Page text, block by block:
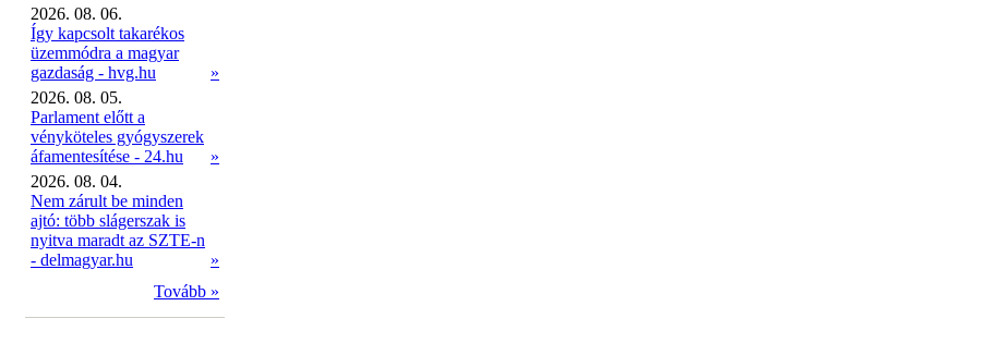
2026. 08. 06.
Így kapcsolt takarékos
üzemmódra a magyar
gazdaság - hvg.hu
»
2026. 08. 05.
Parlament előtt a
vényköteles gyógyszerek
áfamentesítése - 24.hu
»
2026. 08. 04.
Nem zárult be minden
ajtó: több slágerszak is
nyitva maradt az SZTE-n
- delmagyar.hu
»
Tovább »